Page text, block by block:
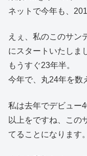
ネットで今年も、
えぇ、私のこのサン
にスタートいたしま
もうすぐ23年半。
今年で、丸24年を数
私は去年でデビュー
以上をですね、この
てることになります。